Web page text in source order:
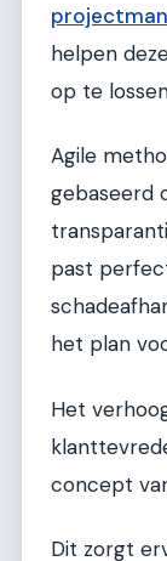
helpen
op te
Agile
gebaseerd
past
het plan
Het
concept
Dit zorgt